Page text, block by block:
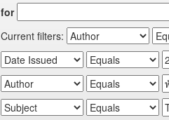
for
Current filters: